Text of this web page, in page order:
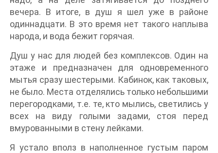
вечера. В итоге, в душ я шел уже в районе
одиннадцати. В это время нет такого наплыва
народа, и вода бежит горячая.
Душ у нас для людей без комплексов. Один на
этаже и предназначен для одновременного
мытья сразу шестерыми. Кабинок, как таковых,
не было. Места отделялись только небольшими
перегородками, т.е. те, кто мылись, светились у
всех на виду голыми задами, стоя перед
вмурованными в стену лейками.
Я устало вполз в наполненное густым паром